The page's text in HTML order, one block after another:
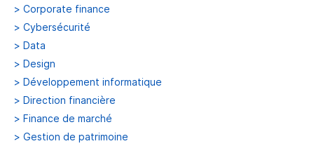
> Corporate finance
> Cybersécurité
> Data
> Design
> Développement informatique
> Direction financière
> Finance de marché
> Gestion de patrimoine